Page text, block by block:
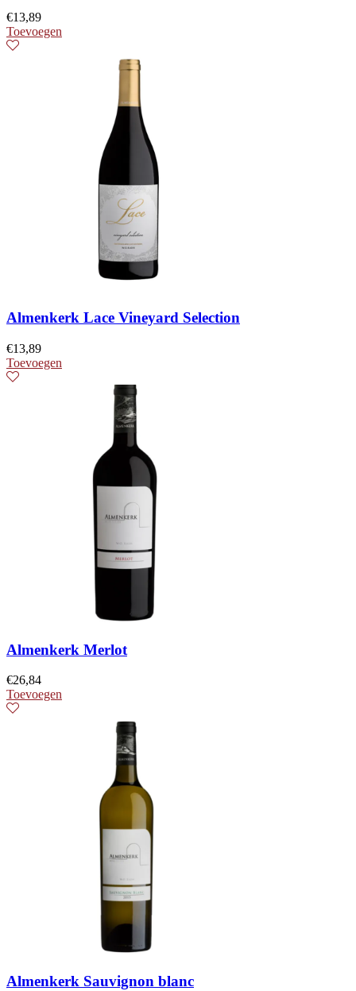
€13,89
Toevoegen
Almenkerk Lace Vineyard Selection
€13,89
Toevoegen
Almenkerk Merlot
€26,84
Toevoegen
Almenkerk Sauvignon blanc